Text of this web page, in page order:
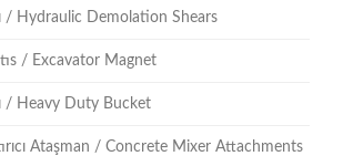
/ Hydraulic Demolation Shears
/ Excavator Magnet
/ Heavy Duty Bucket
Ataşman / Concrete Mixer Attachments